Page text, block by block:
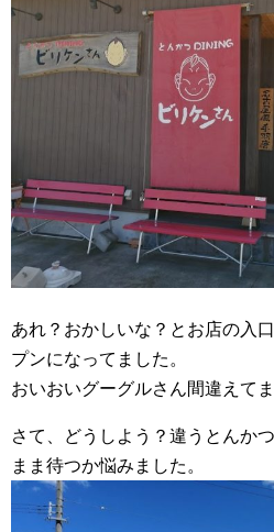
あれ？おかしいな？とお店の入
プンになってました。
おいおいグーグルさん間違えてま
さて、どうしよう？違うとんか
まま待つか悩みました。